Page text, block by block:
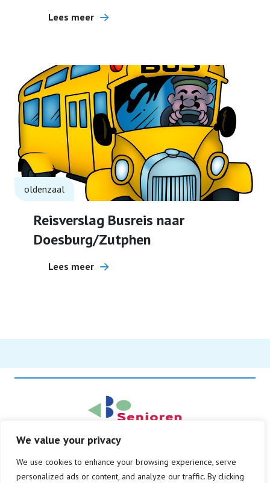
We value your privacy
We use cookies to enhance your browsing experience, serve
personalized ads or content, and analyze our traffic. By clicking
Lees meer
oldenzaal
Reisverslag Busreis naar
Doesburg/Zutphen
Lees meer
Alle rechten voorbehouden